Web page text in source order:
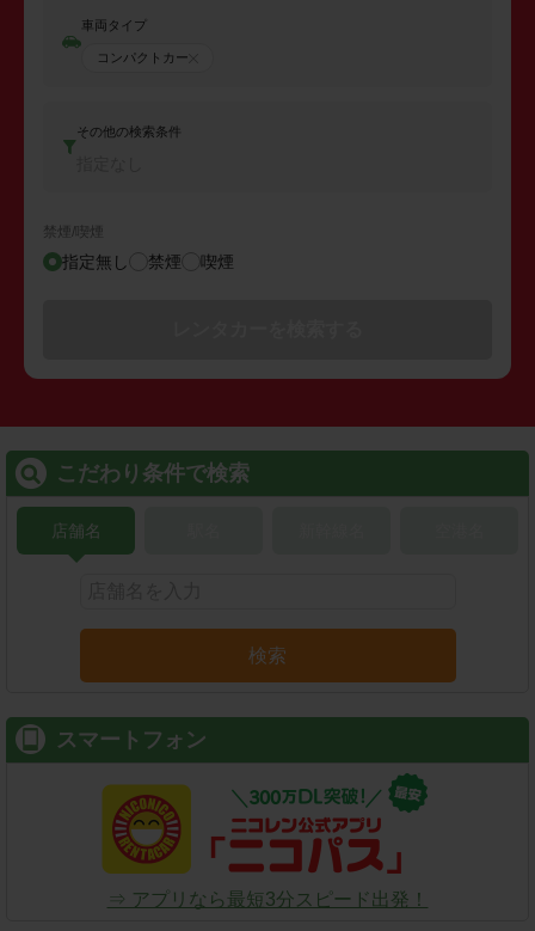
車両タイプ
コンパクトカー
その他の検索条件
禁煙/喫煙
指定無し 禁煙 喫煙
こだわり条件で検索
店舗名
検索
スマートフォン
⇒ アプリなら最短3分スピード出発！